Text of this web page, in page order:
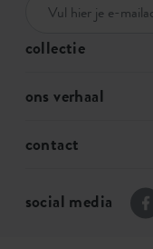
collectie
ons verhaal
contact
social media